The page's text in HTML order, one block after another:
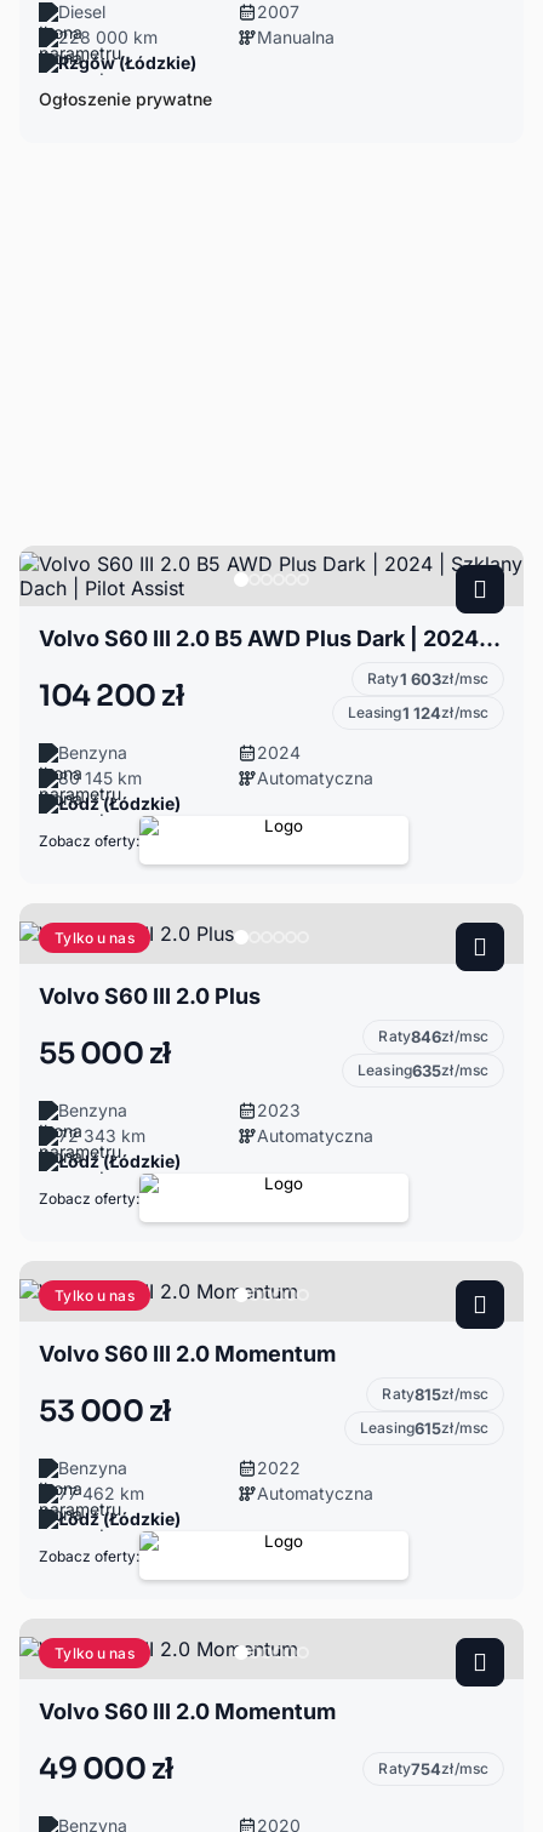
Diesel
2007
228 000 km
Manualna
Rzgów (Łódzkie)
Ogłoszenie prywatne
Volvo S60 III 2.0 B5 AWD Plus Dark | 2024 | Szklany Dach | Pilot Assist
104 200 zł Raty1 603zł/msc
Leasing1 124zł/msc
Benzyna
2024
80 145 km
Automatyczna
Łódź (Łódzkie)
Zobacz oferty:
Tylko u nas
Volvo S60 III 2.0 Plus
55 000 zł Raty846zł/msc
Leasing635zł/msc
Benzyna
2023
72 343 km
Automatyczna
Łódź (Łódzkie)
Zobacz oferty:
Tylko u nas
Volvo S60 III 2.0 Momentum
53 000 zł Raty815zł/msc
Leasing615zł/msc
Benzyna
2022
77 462 km
Automatyczna
Łódź (Łódzkie)
Zobacz oferty:
Tylko u nas
Volvo S60 III 2.0 Momentum
49 000 zł Raty754zł/msc
Benzyna 2020